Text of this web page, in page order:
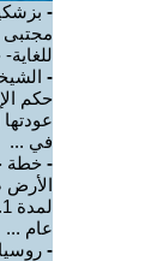
-
للغاية-
-
حكم
في ...
- خطة
الأرض
عام ...
-